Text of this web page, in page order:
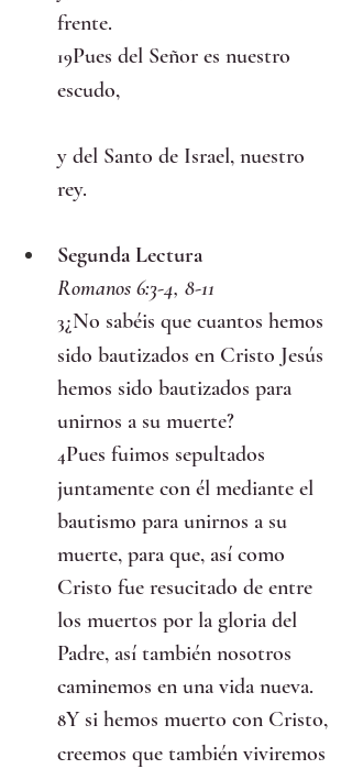
frente.
19Pues del Señor es nuestro
escudo,
y del Santo de Israel, nuestro
rey.
Segunda Lectura
Romanos 6:3-4, 8-11
3¿No sabéis que cuantos hemos
sido bautizados en Cristo Jesús
hemos sido bautizados para
unirnos a su muerte?
4Pues fuimos sepultados
juntamente con él mediante el
bautismo para unirnos a su
muerte, para que, así como
Cristo fue resucitado de entre
los muertos por la gloria del
Padre, así también nosotros
caminemos en una vida nueva.
8Y si hemos muerto con Cristo,
creemos que también viviremos